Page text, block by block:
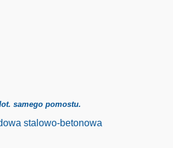
samego pomostu.
stalowo-betonowa